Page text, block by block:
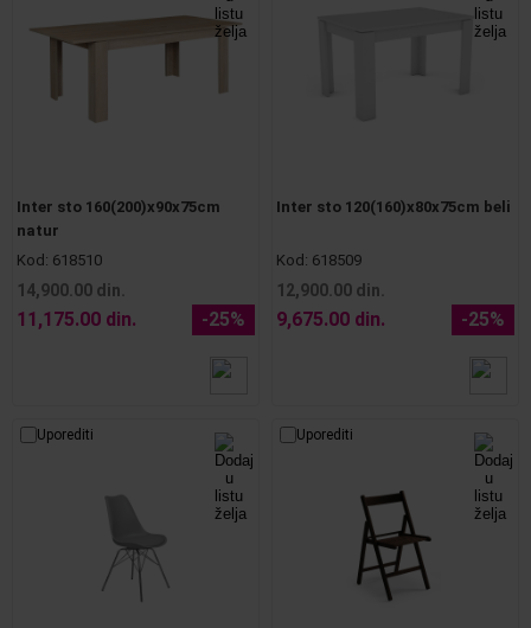
Inter sto 160(200)x90x75cm
natur
Kod: 618510
14,900.00 din.
11,175.00 din. -25%
Inter sto 120(160)x80x75cm beli
Kod: 618509
12,900.00 din.
9,675.00 din. -25%
Uporediti Uporediti